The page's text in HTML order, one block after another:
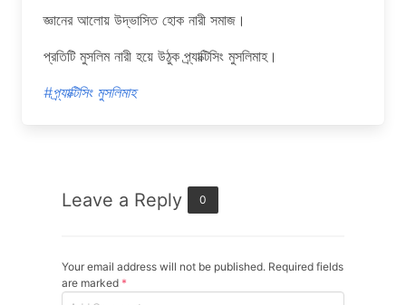
জ্ঞানের আলোয় উদ্ভাসিত হোক নারী সমাজ।
প্রতিটি মুসলিম নারী হয়ে উঠুক প্র্যাক্টিসিং মুসলিমাহ।
#প্র্যাক্টিসিং মুসলিমাহ
Leave a Reply 0
Your email address will not be published. Required fields
are marked *